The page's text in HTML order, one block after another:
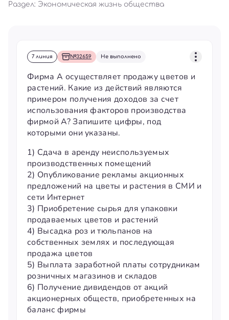
Раздел: Экономическая жизнь общества
7 линия №32659 Не выполнено
Фирма А осуществляет продажу цветов и
растений. Какие из действий являются
примером получения доходов за счет
использования факторов производства
фирмой А? Запишите цифры, под
которыми они указаны.
1) Сдача в аренду неиспользуемых
производственных помещений
2) Опубликование рекламы акционных
предложений на цветы и растения в СМИ и
сети Интернет
3) Приобретение сырья для упаковки
продаваемых цветов и растений
4) Высадка роз и тюльпанов на
собственных землях и последующая
продажа цветов
5) Выплата заработной платы сотрудникам
розничных магазинов и складов
6) Получение дивидендов от акций
акционерных обществ, приобретенных на
баланс фирмы